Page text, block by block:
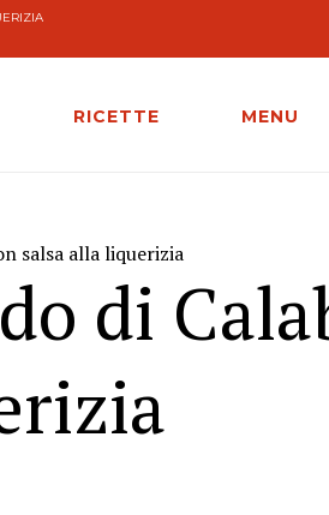
RICETTE MENU
salsa alla liquerizia
di